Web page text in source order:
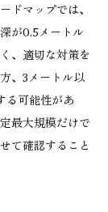
ドマップでは、
が0.5メートル
、適切な対策を
、3メートル以
る可能性があ
最大規模だけで
て確認すること